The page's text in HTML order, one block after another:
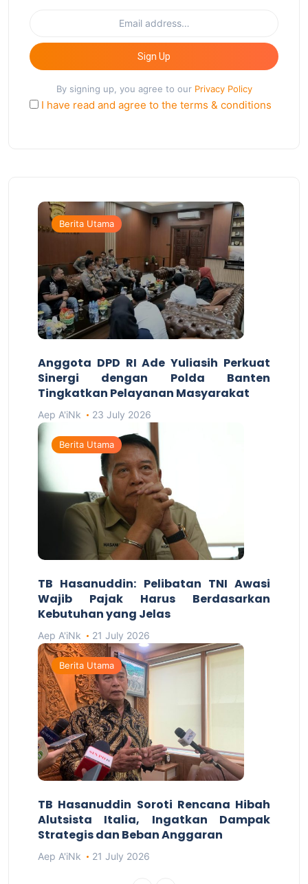
Sign Up
By signing up, you agree to our Privacy Policy
I have read and agree to the terms & conditions
Berita Utama
Anggota DPD RI Ade Yuliasih Perkuat
Sinergi dengan Polda Banten
Tingkatkan Pelayanan Masyarakat
Aep A'iNk 23 July 2026
Berita Utama
TB Hasanuddin: Pelibatan TNI Awasi
Wajib Pajak Harus Berdasarkan
Kebutuhan yang Jelas
Aep A'iNk 21 July 2026
Berita Utama
TB Hasanuddin Soroti Rencana Hibah
Alutsista Italia, Ingatkan Dampak
Strategis dan Beban Anggaran
Aep A'iNk 21 July 2026